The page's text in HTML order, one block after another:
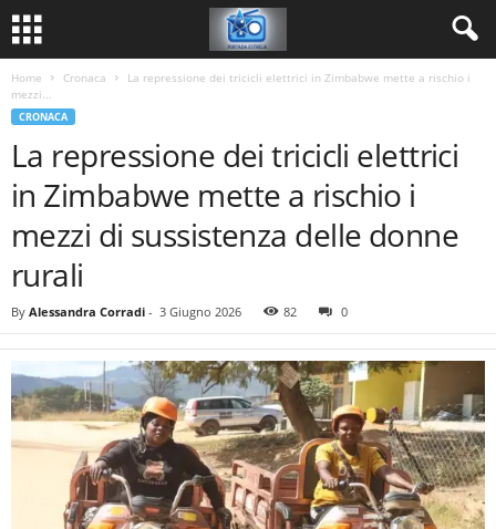
Home Cronaca
La repressione dei tricicli elettrici in Zimbabwe mette a rischio i
mezzi...
CRONACA
La repressione dei tricicli elettrici
in Zimbabwe mette a rischio i
mezzi di sussistenza delle donne
rurali
By Alessandra Corradi - 3 Giugno 2026 82 0